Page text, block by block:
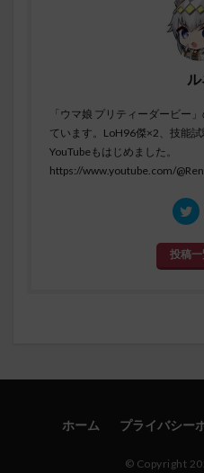
「ウマ娘 プリティーダービー
ています。LoH96傑×2、技能
YouTubeもはじめました。
https://www.youtube.com/
投稿
ホーム プライバシー
© Copyright